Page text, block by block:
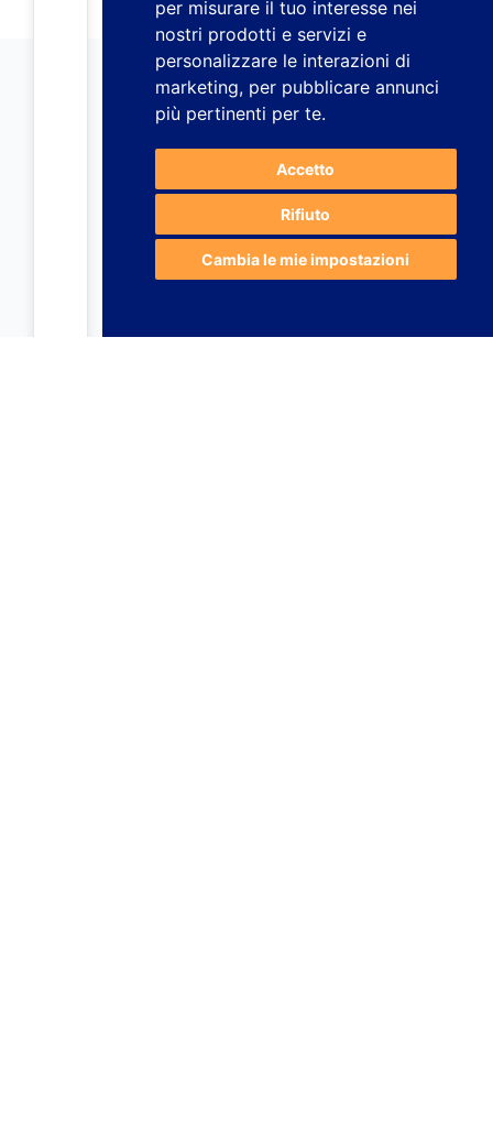
per misurare il tuo interesse nei
nostri prodotti e servizi e
personalizzare le interazioni di
marketing, per pubblicare annunci
più pertinenti per te.
Accetto
Rifiuto
Cambia le mie impostazioni